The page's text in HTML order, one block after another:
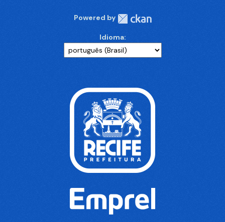
Powered by
Idioma